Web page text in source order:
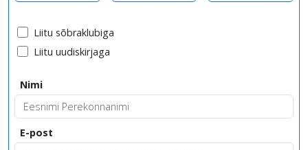
Liitu sõbraklubiga
Liitu uudiskirjaga
Nimi
E-post